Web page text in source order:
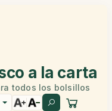
a la carta
todos los bolsillos